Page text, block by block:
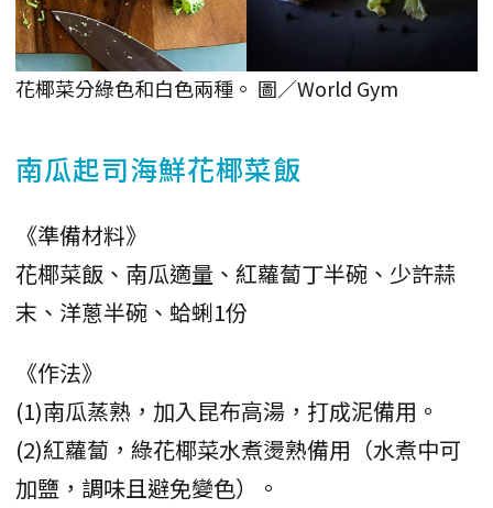
花椰菜分綠色和白色兩種。 圖／World Gym
南瓜起司海鮮花椰菜飯
《準備材料》
花椰菜飯、南瓜適量、紅蘿蔔丁半碗、少許蒜
末、洋蔥半碗、蛤蜊1份
《作法》
(1)南瓜蒸熟，加入昆布高湯，打成泥備用。
(2)紅蘿蔔，綠花椰菜水煮燙熟備用（水煮中可
加鹽，調味且避免變色）。